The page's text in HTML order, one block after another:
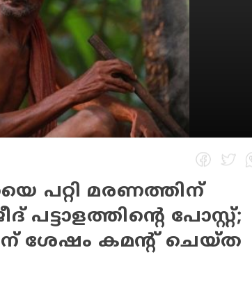
പറ്റി മരണത്തിന്
പോസ്റ്റ്;
ശേഷം കമന്റ് ചെയ്ത